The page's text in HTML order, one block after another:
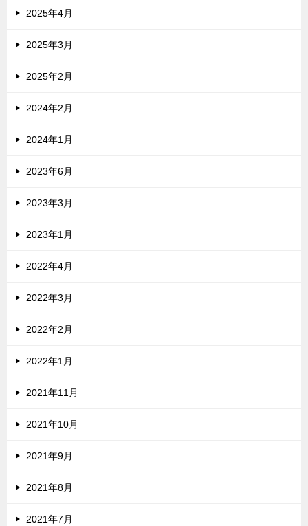
2025年4月
2025年3月
2025年2月
2024年2月
2024年1月
2023年6月
2023年3月
2023年1月
2022年4月
2022年3月
2022年2月
2022年1月
2021年11月
2021年10月
2021年9月
2021年8月
2021年7月